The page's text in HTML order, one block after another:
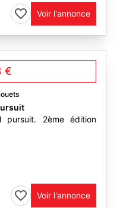
Voir l'annonce
€
2ème édition
Voir l'annonce